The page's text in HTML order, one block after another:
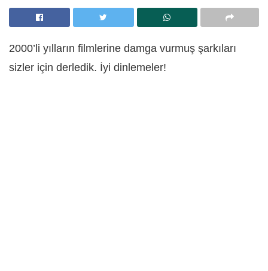
2000’li yılların filmlerine damga vurmuş şarkıları
sizler için derledik. İyi dinlemeler!